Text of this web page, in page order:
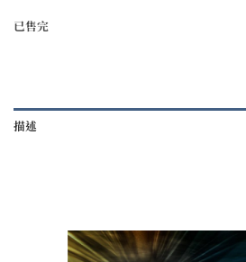
已售完
描述